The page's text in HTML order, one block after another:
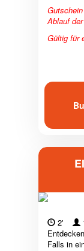
Ablauf
Gültig für
2'
Falls in